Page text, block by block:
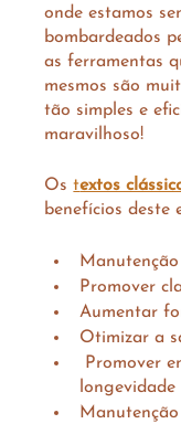
onde estamos
bombardeados
as ferramentas
mesmos são
tão simples e
maravilhoso!
Os textos
benefícios deste
Promover
Aumentar
Otimizar a
longevidade